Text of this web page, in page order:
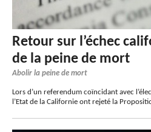
Retour sur l’échec
de la peine de mort
Abolir la peine de mort
Lors d’un referendum coïncidant avec
l’Etat de la Californie ont rejeté la